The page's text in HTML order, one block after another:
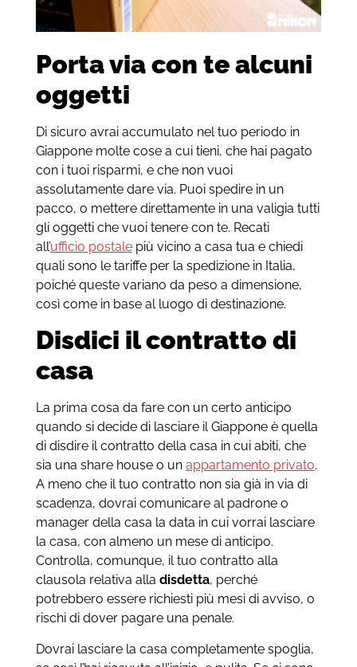
Porta via con te alcuni
oggetti
Di sicuro avrai accumulato nel tuo periodo in
Giappone molte cose a cui tieni, che hai pagato
con i tuoi risparmi, e che non vuoi
assolutamente dare via. Puoi spedire in un
pacco, o mettere direttamente in una valigia tutti
gli oggetti che vuoi tenere con te. Recati
all’ufficio postalepiù vicino a casa tua e chiedi
quali sono le tariffe per la spedizione in Italia,
poiché queste variano da peso a dimensione,
così come in base al luogo di destinazione.
Disdici il contratto di
casa
La prima cosa da fare con un certo anticipo
quando si decide di lasciare il Giappone è quella
di disdire il contratto della casa in cui abiti, che
sia una share house o un appartamento privato.
A meno che il tuo contratto non sia già in via di
scadenza, dovrai comunicare al padrone o
manager della casa la data in cui vorrai lasciare
la casa, con almeno un mese di anticipo.
Controlla, comunque, il tuo contratto alla
clausola relativa alla disdetta, perché
potrebbero essere richiesti più mesi di avviso, o
rischi di dover pagare una penale.
Dovrai lasciare la casa completamente spoglia,